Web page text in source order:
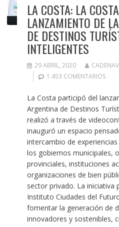
LA COSTA: LA
LANZAMIENTO DE
DE DESTINOS
INTELIGENTES
29 ABRIL, 2020
1.453 COMENTARIOS
La Costa participó del
Argentina de Destinos
realizó a través de
inauguró un espacio
intercambio de
los gobiernos municipales,
provinciales, instituciones
organizaciones de bien
sector privado. La iniciativa
Instituto Ciudades del
fomentar la generación de
innovadores y sostenibles,